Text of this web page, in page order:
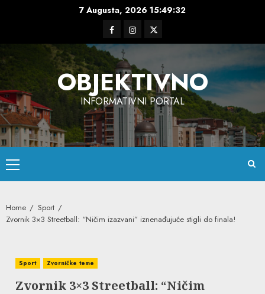
7 Augusta, 2026 15:49:34
FacebookInstagram
Twitter
OBJEKTIVNO
INFORMATIVNI PORTAL
Primary
Menu
Home
Sport
Zvornik 3×3 Streetball: “Ničim izazvani” iznenađujuće stigli do finala!
Sport Zvorničke teme
Zvornik 3×3 Streetball: “Ničim